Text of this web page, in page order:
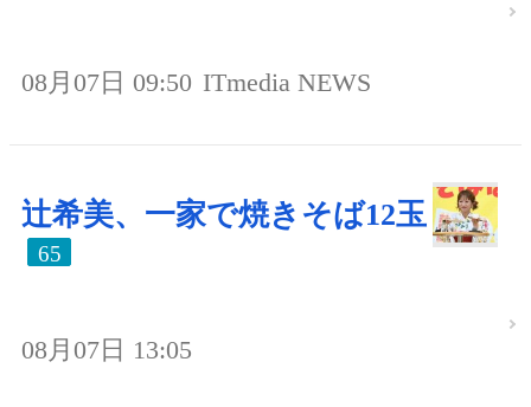
08月07日 09:50 ITmedia NEWS
辻希美、一家で焼きそば12玉
65
08月07日 13:05